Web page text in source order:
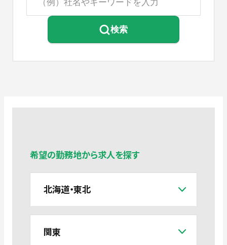
検索
希望の勤務地から求人を探す
北海道・東北
関東